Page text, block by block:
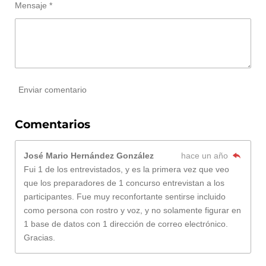
Mensaje *
Enviar comentario
Comentarios
José Mario Hernández González
hace un año
Fui 1 de los entrevistados, y es la primera vez que veo
que los preparadores de 1 concurso entrevistan a los
participantes. Fue muy reconfortante sentirse incluido
como persona con rostro y voz, y no solamente figurar en
1 base de datos con 1 dirección de correo electrónico.
Gracias.